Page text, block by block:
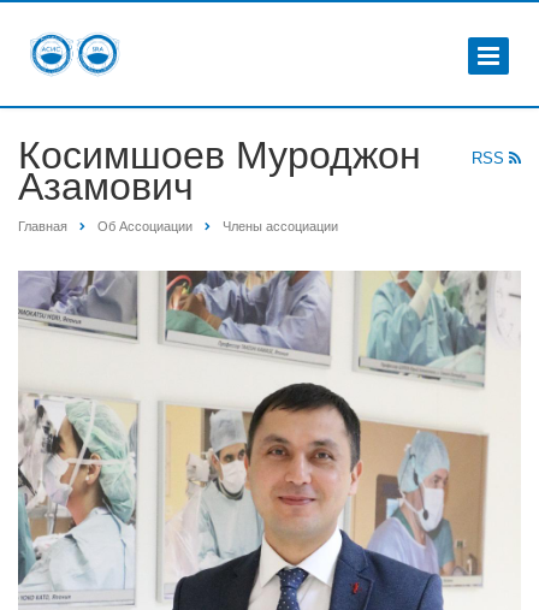
RSS
Косимшоев Муроджон
Азамович
Главная Об Ассоциации Члены ассоциации